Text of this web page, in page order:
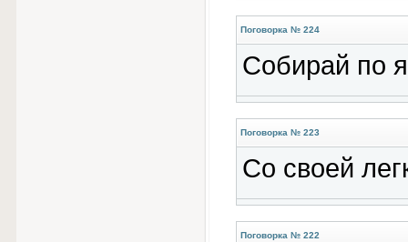
Поговорка № 224
Собирай по
Поговорка № 223
Со своей
Поговорка № 222